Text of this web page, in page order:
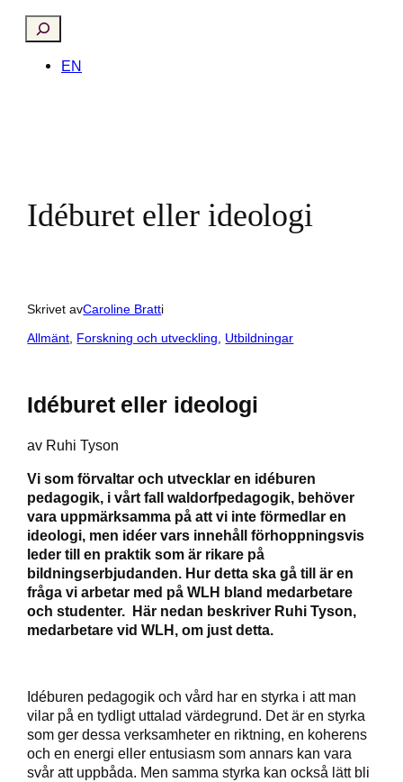
Search
EN
Idéburet eller ideologi
Skrivet avCaroline Bratti
Allmänt, Forskning och utveckling, Utbildningar
Idéburet eller ideologi
av Ruhi Tyson
Vi som förvaltar och utvecklar en idéburen
pedagogik, i vårt fall waldorfpedagogik, behöver
vara uppmärksamma på att vi inte förmedlar en
ideologi, men idéer vars innehåll förhoppningsvis
leder till en praktik som är rikare på
bildningserbjudanden. Hur detta ska gå till är en
fråga vi arbetar med på WLH bland medarbetare
och studenter. Här nedan beskriver Ruhi Tyson,
medarbetare vid WLH, om just detta.
Idéburen pedagogik och vård har en styrka i att man
vilar på en tydligt uttalad värdegrund. Det är en styrka
som ger dessa verksamheter en riktning, en koherens
och en energi eller entusiasm som annars kan vara
svår att uppbåda. Men samma styrka kan också lätt bli